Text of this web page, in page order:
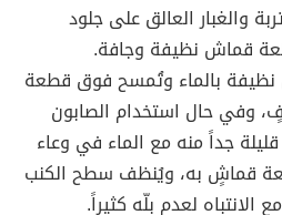
والغبار العالق على جلود
قماش نظيفة وجافة.
بالماء وتُمسح فوق قطعة
وفي حال استخدام الصابون
جداً منه مع الماء في وعاء
قماشٍ به، ويُنظف سطح الكنب
الانتباه لعدم بلّه كثيراً.